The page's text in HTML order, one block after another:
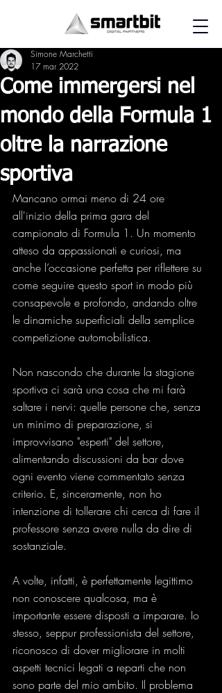
Come immergersi nel
mondo della Formula 1
oltre la narrazione
sportiva
Simone Marchetti
17 mar 2022
Mancano ormai meno di 24 ore
all'inizio della prima gara del
campionato di Formula 1. Un momento
atteso da appassionati e curiosi, ma
anche l’occasione perfetta per riflettere su
come seguire questo sport in modo più
consapevole e profondo, andando oltre
le dinamiche superficiali della semplice
competizione automobilistica.
Non nascondo che durante la stagione
sportiva ci sarà una cosa che mi farà
saltare i nervi: quelle persone che, senza
un minimo di preparazione, si
improvvisano "esperti" del settore,
alimentando discussioni da bar dove
ogni evento viene commentato senza
criterio. E, sinceramente, non ho
intenzione di tollerare chi cerca di fare il
professore senza avere nulla da dire di
sostanziale.
A volte, infatti, è perfettamente legittimo
non conoscere qualcosa, ma è
importante essere disposti a imparare. Io
stesso, seppur professionista del settore,
riconosco di dover migliorare in molti
aspetti tecnici legati a reparti che non
sono parte del mio ambito. Il problema